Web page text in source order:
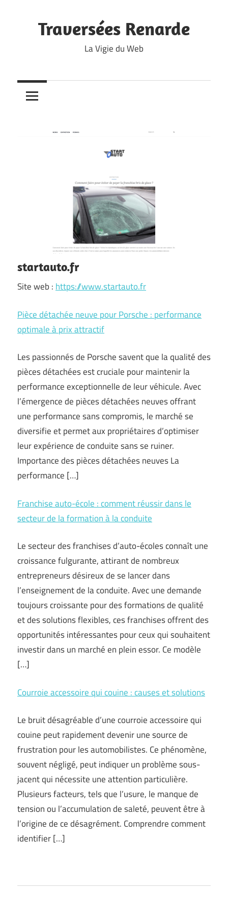
contentTraversées Renarde
La Vigie du Web
startauto.fr
Site web : https://www.startauto.fr
Pièce détachée neuve pour Porsche : performance
optimale à prix attractif
Les passionnés de Porsche savent que la qualité des
pièces détachées est cruciale pour maintenir la
performance exceptionnelle de leur véhicule. Avec
l’émergence de pièces détachées neuves offrant
une performance sans compromis, le marché se
diversifie et permet aux propriétaires d’optimiser
leur expérience de conduite sans se ruiner.
Importance des pièces détachées neuves La
performance […]
Franchise auto-école : comment réussir dans le
secteur de la formation à la conduite
Le secteur des franchises d’auto-écoles connaît une
croissance fulgurante, attirant de nombreux
entrepreneurs désireux de se lancer dans
l’enseignement de la conduite. Avec une demande
toujours croissante pour des formations de qualité
et des solutions flexibles, ces franchises offrent des
opportunités intéressantes pour ceux qui souhaitent
investir dans un marché en plein essor. Ce modèle
[…]
Courroie accessoire qui couine : causes et solutions
Le bruit désagréable d’une courroie accessoire qui
couine peut rapidement devenir une source de
frustration pour les automobilistes. Ce phénomène,
souvent négligé, peut indiquer un problème sous-
jacent qui nécessite une attention particulière.
Plusieurs facteurs, tels que l’usure, le manque de
tension ou l’accumulation de saleté, peuvent être à
l’origine de ce désagrément. Comprendre comment
identifier […]